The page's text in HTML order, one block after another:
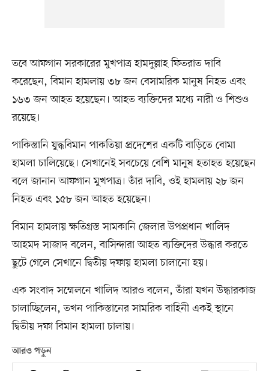
তবে আফগান সরকারের মুখপাত্র হামদুল্লাহ ফিতরাত দাবি
করেছেন, বিমান হামলায় ৩৮ জন বেসামরিক মানুষ নিহত এবং
১৬৩ জন আহত হয়েছেন। আহত ব্যক্তিদের মধ্যে নারী ও শিশুও
রয়েছে।
পাকিস্তানি যুদ্ধবিমান পাকতিয়া প্রদেশের একটি বাড়িতে বোমা
হামলা চালিয়েছে। সেখানেই সবচেয়ে বেশি মানুষ হতাহত হয়েছেন
বলে জানান আফগান মুখপাত্র। তাঁর দাবি, ওই হামলায় ২৮ জন
নিহত এবং ১৫৮ জন আহত হয়েছেন।
বিমান হামলায় ক্ষতিগ্রস্ত সামকানি জেলার উপপ্রধান খালিদ
আহমদ সাজাদ বলেন, বাসিন্দারা আহত ব্যক্তিদের উদ্ধার করতে
ছুটে গেলে সেখানে দ্বিতীয় দফায় হামলা চালানো হয়।
এক সংবাদ সম্মেলনে খালিদ আরও বলেন, তাঁরা যখন উদ্ধারকাজ
চালাচ্ছিলেন, তখন পাকিস্তানের সামরিক বাহিনী একই স্থানে
দ্বিতীয় দফা বিমান হামলা চালায়।
আরও পড়ুন